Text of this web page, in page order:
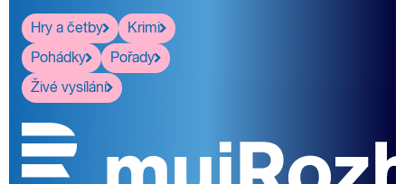
Hry a četby
Krimi
Pohádky
Pořady
Živé vysílání